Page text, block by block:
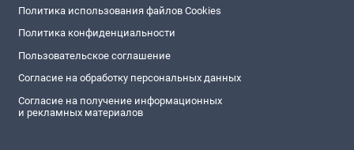
Политика использования файлов Cookies
Политика конфиденциальности
Пользовательское соглашение
Согласие на обработку персональных данных
Согласие на получение информационных
и рекламных материалов